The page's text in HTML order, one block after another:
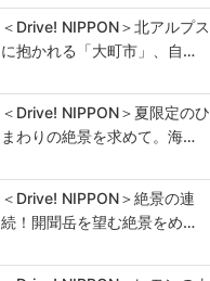
＜Drive! NIPPON＞北アルプス
に抱かれる「大町市」、自…
＜Drive! NIPPON＞夏限定のひ
まわりの絶景を求めて。海…
＜Drive! NIPPON＞絶景の連
続！開聞岳を望む絶景をめ…